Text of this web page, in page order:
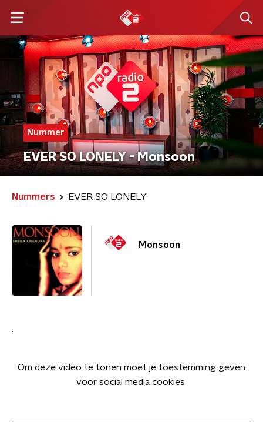
Nummer
EVER SO LONELY - Monsoon
Nummers EVER SO LONELY
Monsoon
.
Om deze video te tonen moet je toestemming geven
voor social media cookies.